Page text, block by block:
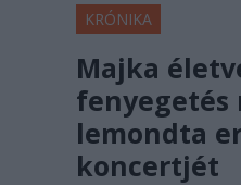
KRÓNIKA
Majka
fenyegetés
lemondta
koncertjét